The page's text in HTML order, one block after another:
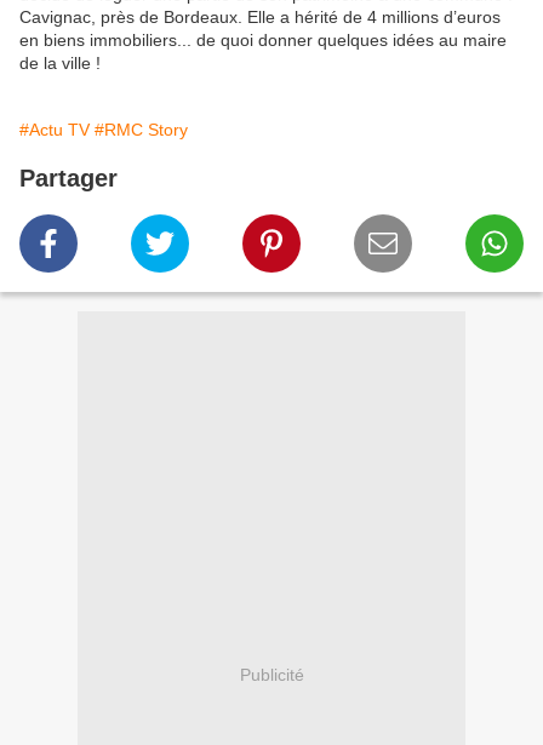
Cavignac, près de Bordeaux. Elle a hérité de 4 millions d’euros
en biens immobiliers... de quoi donner quelques idées au maire
de la ville !
#Actu TV #RMC Story
Partager
Publicité